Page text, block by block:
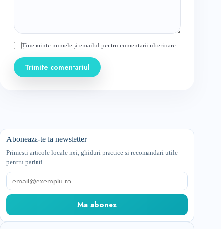
Ține minte numele și emailul pentru comentarii ulterioare
Trimite comentariul
Aboneaza-te la newsletter
Primesti articole locale noi, ghiduri practice si recomandari utile
pentru parinti.
Email
Ma abonez